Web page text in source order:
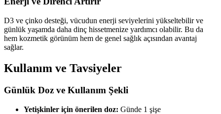
D3 ve çinko desteği, vücudun enerji seviyelerini yükseltebilir ve
günlük yaşamda daha dinç hissetmenize yardımcı olabilir. Bu da
hem kozmetik görünüm hem de genel sağlık açısından avantaj
sağlar.
Kullanım ve Tavsiyeler
Günlük Doz ve Kullanım Şekli
Yetişkinler için önerilen doz: Günde 1 şişe